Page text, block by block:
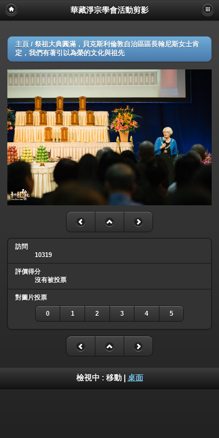
華藏淨宗學會活動剪影
主頁 / 祭祖大典圓滿，貝克斯利倫敦自治區區長翰尼斯女士肯
定，我們有著引以為榮的文化與祖先
訪問
10319
評價得分
沒有被投票
對圖片投票
0 1 2 3 4 5
檢視中 : 移動| 桌面